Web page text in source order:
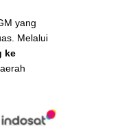
yang
Melalui
ke